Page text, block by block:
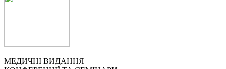
МЕДИЧНІ ВИДАННЯ